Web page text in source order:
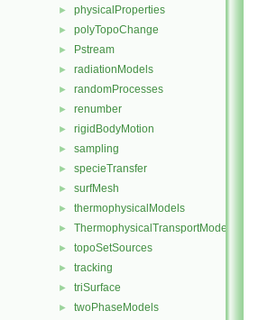
► physicalProperties
► polyTopoChange
► Pstream
► radiationModels
► randomProcesses
► renumber
► rigidBodyMotion
► sampling
► specieTransfer
► surfMesh
► thermophysicalModels
► ThermophysicalTransportModels
► topoSetSources
► tracking
► triSurface
► twoPhaseModels